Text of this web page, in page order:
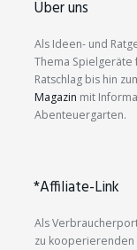
Über uns
Als Ideen- und
Thema Spielgeräte
Ratschlag bis hin
Magazin mit
Abenteuergarten.
*Affiliate-Link
Als
zu kooperierenden